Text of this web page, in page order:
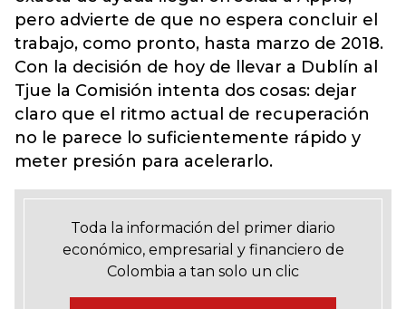
pero advierte de que no espera concluir el
trabajo, como pronto, hasta marzo de 2018.
Con la decisión de hoy de llevar a Dublín al
Tjue la Comisión intenta dos cosas: dejar
claro que el ritmo actual de recuperación
no le parece lo suficientemente rápido y
meter presión para acelerarlo.
Toda la información del primer diario
económico, empresarial y financiero de
Colombia a tan solo un clic